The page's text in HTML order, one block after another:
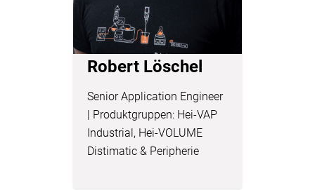
Robert Löschel
Senior Application Engineer
| Produktgruppen: Hei-VAP
Industrial, Hei-VOLUME
Distimatic & Peripherie